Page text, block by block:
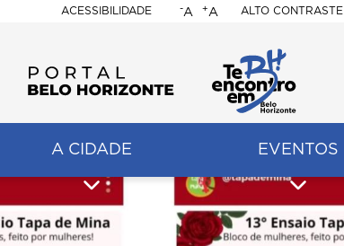
ACESSIBILIDADE
BELO
HORIZONTE
-A +A ALTO CONTRASTE
A CIDADE EVENTOS